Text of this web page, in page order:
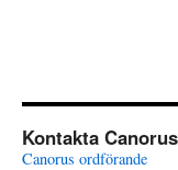
Kontakta Canorus
Canorus ordförande